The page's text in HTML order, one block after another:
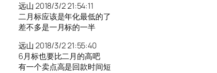
远山 2018/3/2 21:54:11
二月标应该是年化最低的了
差不多是一月标的一半
远山 2018/3/2 21:55:40
6月标也要比二月的高吧
有一个卖点高是回款时间短